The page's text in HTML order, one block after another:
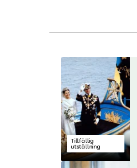
Tillfällig
utställning